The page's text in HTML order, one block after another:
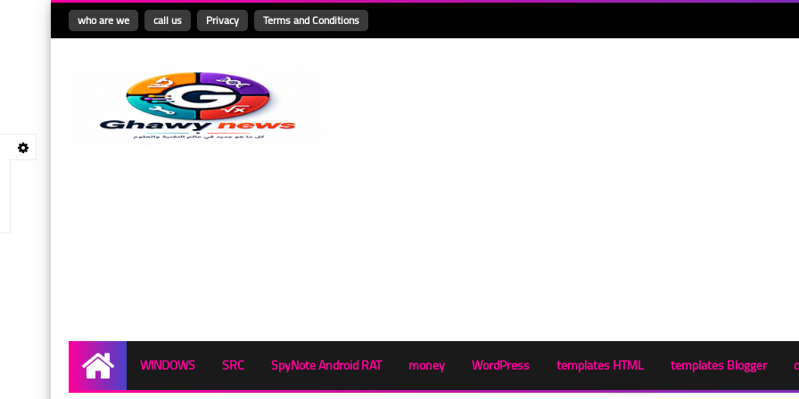
who are we call us Privacy Terms and Conditions
Home
WINDOWS SRC SpyNote Android RAT money WordPress templates HTML templates Blogger